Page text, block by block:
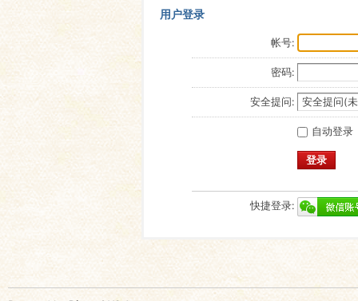
用户登录
帐号:
密码:
安全提问:
自动登录
登录
快捷登录: